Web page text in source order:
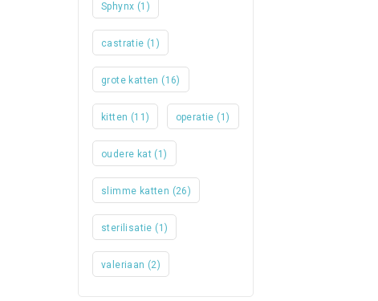
Sphynx (1)
castratie (1)
grote katten (16)
kitten (11) operatie (1)
oudere kat (1)
slimme katten (26)
sterilisatie (1)
valeriaan (2)